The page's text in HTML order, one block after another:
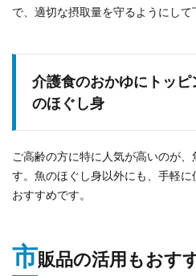
で、適切な摂取量を守るようにして
介護食のおかゆにトッ
のほぐし身
ご高齢の方に特に人気が高いのが
す。魚のほぐし身以外にも、手軽
おすすめです。
市販品の活用もおす